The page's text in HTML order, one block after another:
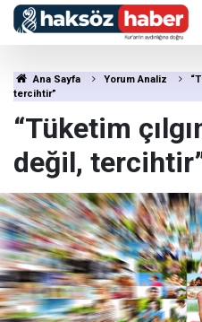
Ana Sayfa Yorum Analiz
tercihtir”
“Tüketim
değil,